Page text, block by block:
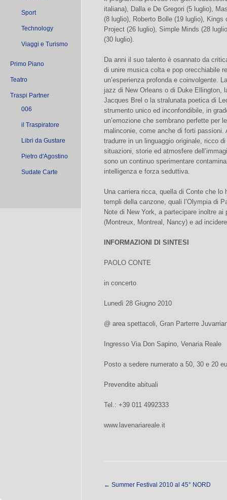
Sport
Technology
Viaggi e Turismo
Primo Piano
Teatro
Traspi Partner
006
il Traspiratore
Libri da Gustare
Pietro d'Agostino
Sudate Carte
italiana), Dalla e De Gregori (5 luglio),
(8 luglio), Roberto Bolle (19 luglio), Kings
Project (26 luglio), Simple Minds (28
(30 luglio).
Da anni il suo talento è osannato da
di unire musica colta e pop orecchiabile
un’esperienza profonda e coinvolgente.
jazz di New Orleans o di Duke Ellington,
Jacques Brel o la stralunata poetica di
strumento unico ed inconfondibile, in
un’emozione che sembrano perfette per
malinconie, come anche di forti
tradurre in un linguaggio originale, ricco
situazioni, storie ed atmosfere
sono un continuo sperimentare
intelligenza e forza seduttiva.
Una carriera ricca, quella di Conte che
templi della canzone, quali l’Olympia di
Note di New York, a partecipare inoltre
(Montreux, Montreal, Nancy) e ad
INFORMAZIONI DI SINTESI
PAOLO CONTE
in concerto
Lunedì 28 Giugno 2010
@ area spettacoli, Gran Parterre
Ingresso Via Don Sapino, Venaria Reale
Posto a sedere numerato a 50, 30 e 20
Prevendite abituali
Tel.: +39 011 4992333
www.lavenariareale.it
← Summer Festival 2010 al 45° NORD